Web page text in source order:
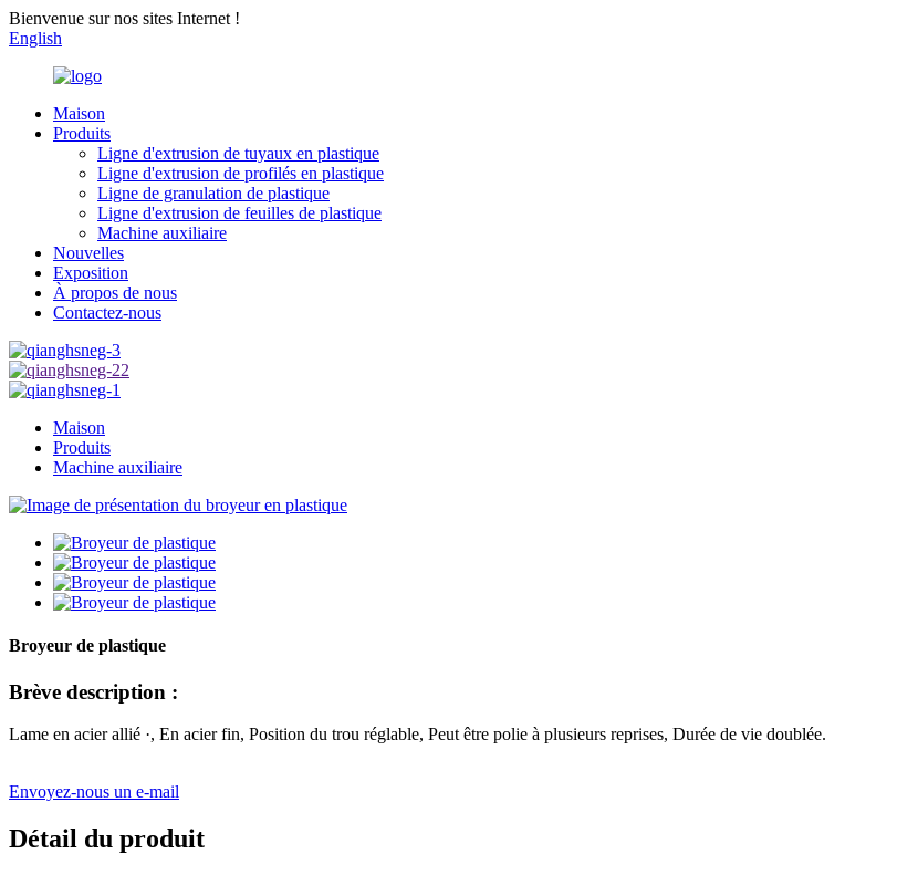
Bienvenue sur nos sites Internet !
English
Maison
Produits
Ligne d'extrusion de tuyaux en plastique
Ligne d'extrusion de profilés en plastique
Ligne de granulation de plastique
Ligne d'extrusion de feuilles de plastique
Machine auxiliaire
Nouvelles
Exposition
À propos de nous
Contactez-nous
Maison
Produits
Machine auxiliaire
Broyeur de plastique
Brève description :
Lame en acier allié ·, En acier fin, Position du trou réglable, Peut être polie à plusieurs reprises, Durée de vie doublée.
Envoyez-nous un e-mail
Détail du produit